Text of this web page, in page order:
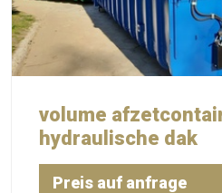
volume
hydraulische dak
Preis auf anfrage